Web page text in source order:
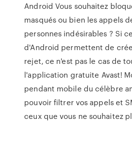
Android Vous souhaitez
masqués ou bien les appels
personnes indésirables ? Si
d'Android permettent de
rejet, ce n'est pas le cas de
l'application gratuite Avast!
pendant mobile du célèbre
pouvoir filtrer vos appels et
ceux que vous ne souhaitez